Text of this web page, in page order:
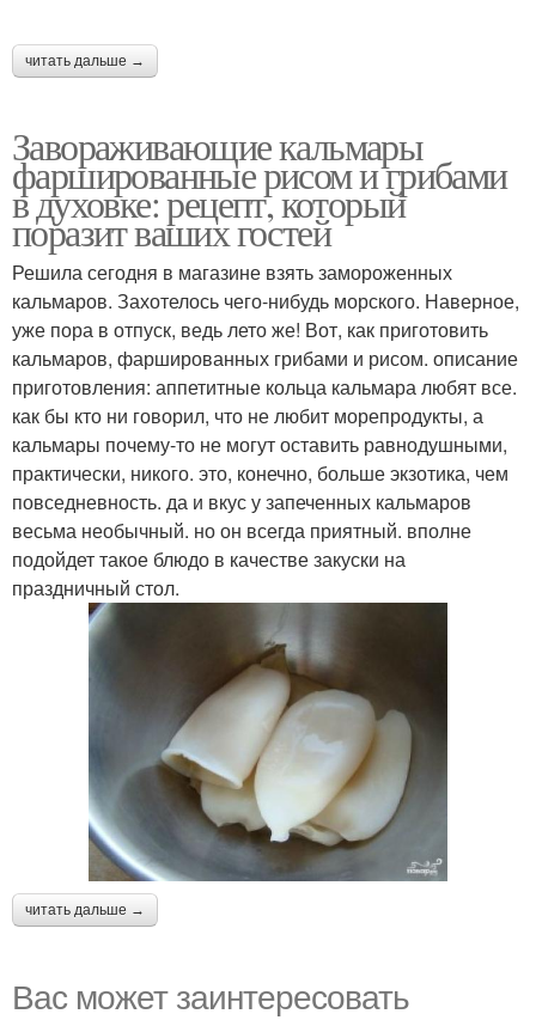
читать дальше →
Завораживающие кальмары
фаршированные рисом и грибами
в духовке: рецепт, который
поразит ваших гостей
Решила сегодня в магазине взять замороженных
кальмаров. Захотелось чего-нибудь морского. Наверное,
уже пора в отпуск, ведь лето же! Вот, как приготовить
кальмаров, фаршированных грибами и рисом. описание
приготовления: аппетитные кольца кальмара любят все.
как бы кто ни говорил, что не любит морепродукты, а
кальмары почему-то не могут оставить равнодушными,
практически, никого. это, конечно, больше экзотика, чем
повседневность. да и вкус у запеченных кальмаров
весьма необычный. но он всегда приятный. вполне
подойдет такое блюдо в качестве закуски на
праздничный стол.
читать дальше →
Вас может заинтересовать